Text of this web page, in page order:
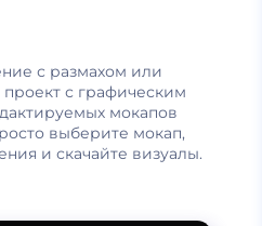
с размахом или
с графическим
мокапов
выберите мокап,
и скачайте визуалы.